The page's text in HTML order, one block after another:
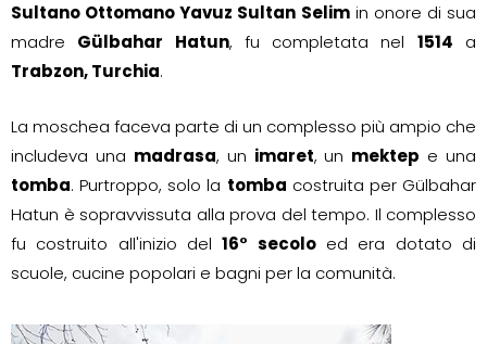
Sultano Ottomano Yavuz Sultan Selimin onore di sua
madre Gülbahar Hatun, fu completata nel 1514 a
Trabzon, Turchia.
La moschea faceva parte di un complesso più ampio che
includeva una madrasa, un imaret, un mektep e una
tomba. Purtroppo, solo la tomba costruita per Gülbahar
Hatun è sopravvissuta alla prova del tempo. Il complesso
fu costruito all'inizio del16° secoloed era dotato di
scuole, cucine popolari e bagni per la comunità.